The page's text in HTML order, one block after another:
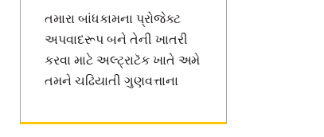
તમારા બાંધકામના પ્રોજેક્ટ
અપવાદરૂપ બને તેની ખાતરી
કરવા માટે અલ્ટ્રાટૅક ખાતે અમે
તમને ચઢિયાતી ગુણવત્તાના